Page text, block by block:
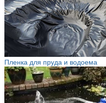
Пленка для пруда и водоема